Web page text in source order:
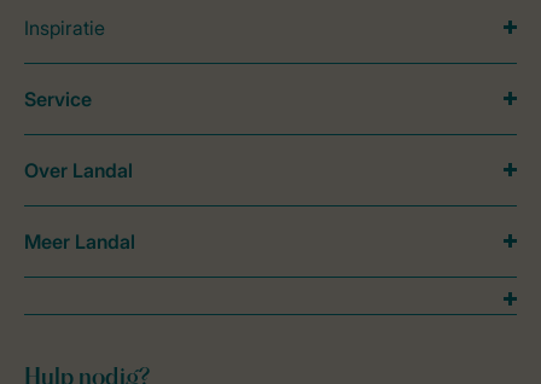
Inspiratie
Hulp nodig?
Service
Over Landal
Meer Landal